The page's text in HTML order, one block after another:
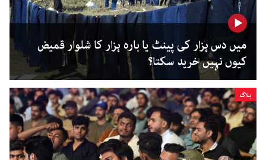
میں دس ہزار کی پینٹ یا بارہ ہزار کا شلوار قمیض
کیوں نہیں خرید سکتا؟
بلاگ